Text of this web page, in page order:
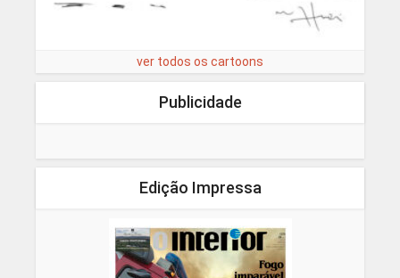
ver todos os cartoons
Publicidade
Edição Impressa